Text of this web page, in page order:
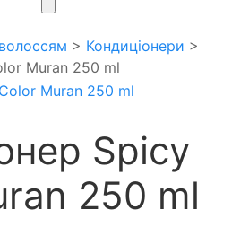
> Кондиціонери >
Muran 250 ml
Spicy
250 ml